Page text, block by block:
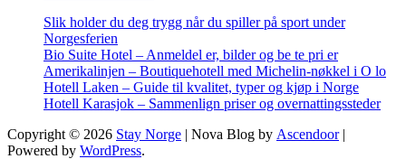
Slik holder du deg trygg når du spiller på sport under
Norgesferien
Bio Suite Hotel – Anmeldel er, bilder og be te pri er
Amerikalinjen – Boutiquehotell med Michelin-nøkkel i O lo
Hotell Laken – Guide til kvalitet, typer og kjøp i Norge
Hotell Karasjok – Sammenlign priser og overnattingssteder
Copyright © 2026 Stay Norge | Nova Blog by Ascendoor|
Powered by WordPress.